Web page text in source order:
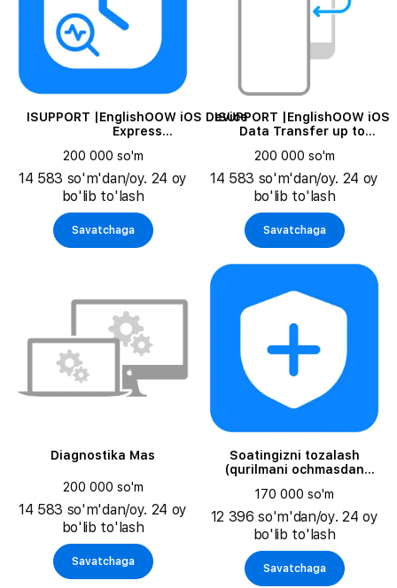
ISUPPORT |EnglishOOW iOS Device
Express
диагностика iPhone / iPad (без
ремонта)Russian|
200 000 so'm
14 583 so'm'dan/oy. 24 oy
bo'lib to'lash
Savatchaga
ISUPPORT |EnglishOOW iOS
Data Transfer up to
данных со старого
устройства iPhone / iPad на
новое (миграция iOS) до 128
GBRussian|
200 000 so'm
14 583 so'm'dan/oy. 24 oy
bo'lib to'lash
Savatchaga
Diagnostika Mas
200 000 so'm
14 583 so'm'dan/oy. 24 oy
bo'lib to'lash
Savatchaga
Soatingizni tozalash
(qurilmani ochmasdan
tozalash)
170 000 so'm
12 396 so'm'dan/oy. 24 oy
bo'lib to'lash
Savatchaga